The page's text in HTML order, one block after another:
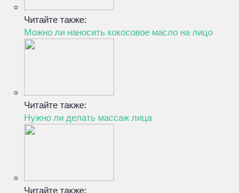
Читайте также:
Можно ли наносить кокосовое масло на лицо
Читайте также:
Нужно ли делать массаж лица
Читайте также: